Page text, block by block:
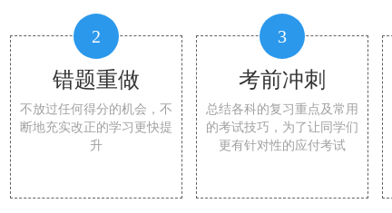
2
错题重做
不放过任何得分的机会，不
断地充实改正的学习更快提
升
3
考前冲刺
总结各科的复习重点及常用
的考试技巧，为了让同学们
更有针对性的应付考试